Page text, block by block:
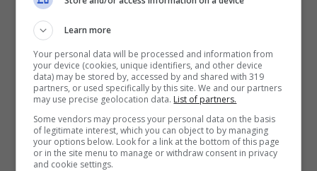
anche se il clima che si sta respirando
attorno alla squadra non si respirava da
anni. Diciamo che da quando c’è Mou si
parla solo di lui, credo che lo stadio sia
ancora dalla sua parte, ma il clima sta
cambiando, anche e soprattutto nei
confronti dei giocatori. L’aria è più pesante
Learn more
Your personal data will be processed and information from
your device (cookies, unique identifiers, and other device
data) may be stored by, accessed by and shared with 319
partners, or used specifically by this site. We and our partners
may use precise geolocation data. List of partners.
Some vendors may process your personal data on the basis
of legitimate interest, which you can object to by managing
your options below. Look for a link at the bottom of this page
or in the site menu to manage or withdraw consent in privacy
and cookie settings.